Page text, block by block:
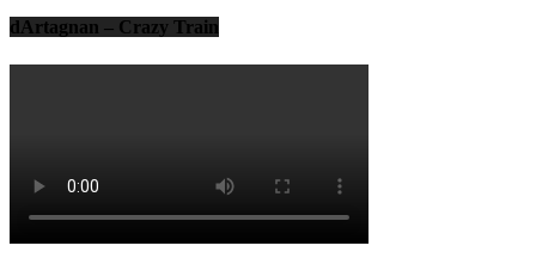
dArtagnan – Crazy Train